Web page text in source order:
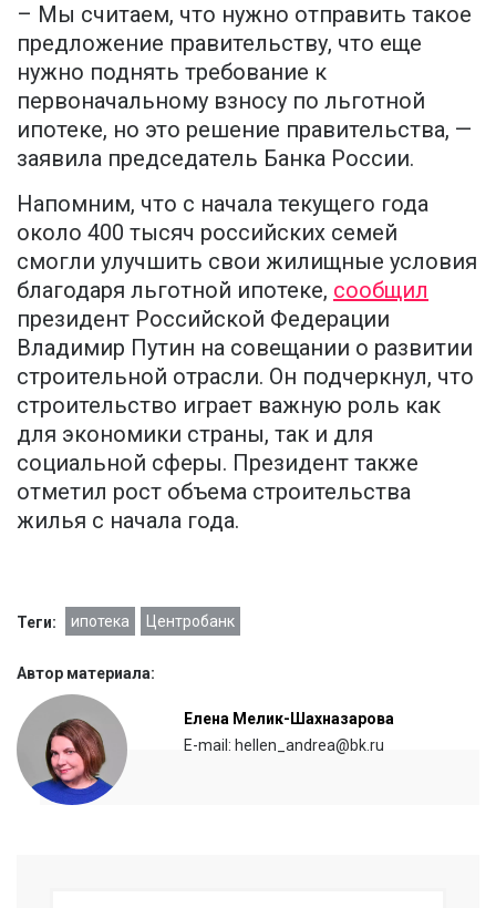
– Мы считаем, что нужно отправить такое
предложение правительству, что еще
нужно поднять требование к
первоначальному взносу по льготной
ипотеке, но это решение правительства, —
заявила председатель Банка России.
Напомним, что с начала текущего года
около 400 тысяч российских семей
смогли улучшить свои жилищные условия
благодаря льготной ипотеке, сообщил
президент Российской Федерации
Владимир Путин на совещании о развитии
строительной отрасли. Он подчеркнул, что
строительство играет важную роль как
для экономики страны, так и для
социальной сферы. Президент также
отметил рост объема строительства
жилья с начала года.
Теги: ипотека Центробанк
Автор материала:
Елена Мелик-Шахназарова
E-mail: hellen_andrea@bk.ru